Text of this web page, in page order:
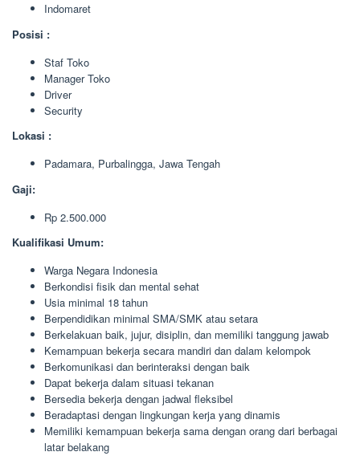
Indomaret
Posisi :
Staf Toko
Manager Toko
Driver
Security
Lokasi :
Padamara, Purbalingga, Jawa Tengah
Gaji:
Rp 2.500.000
Kualifikasi Umum:
Warga Negara Indonesia
Berkondisi fisik dan mental sehat
Usia minimal 18 tahun
Berpendidikan minimal SMA/SMK atau setara
Berkelakuan baik, jujur, disiplin, dan memiliki tanggung jawab
Kemampuan bekerja secara mandiri dan dalam kelompok
Berkomunikasi dan berinteraksi dengan baik
Dapat bekerja dalam situasi tekanan
Bersedia bekerja dengan jadwal fleksibel
Beradaptasi dengan lingkungan kerja yang dinamis
Memiliki kemampuan bekerja sama dengan orang dari berbagai
latar belakang